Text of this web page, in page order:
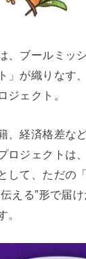
、ブールミッ
」が織りなす
ジェクト。
、経済格差な
ロジェクトは
して、ただの
伝える”形で届
。